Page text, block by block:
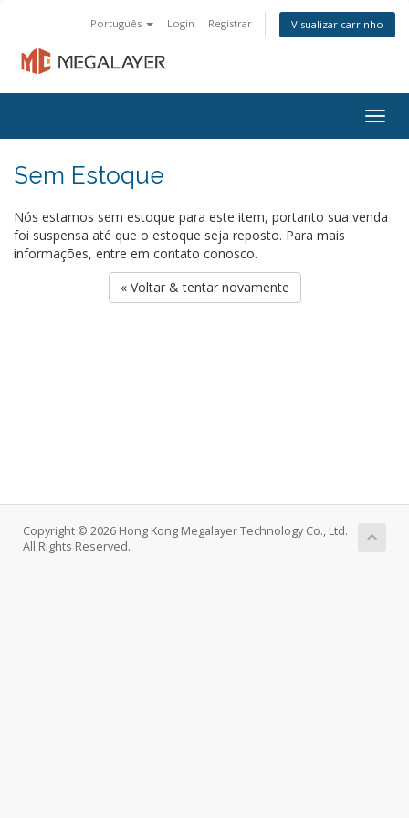
Português Login Registrar Visualizar carrinho
Sem Estoque
Nós estamos sem estoque para este item, portanto sua venda
foi suspensa até que o estoque seja reposto. Para mais
informações, entre em contato conosco.
« Voltar & tentar novamente
Copyright © 2026 Hong Kong Megalayer Technology Co., Ltd.
All Rights Reserved.